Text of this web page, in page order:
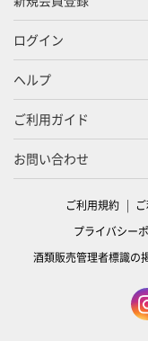
ログイン
ヘルプ
ご利用ガイド
お問い合わせ
ご利用規約
プライバシー
酒類販売管理者標識の